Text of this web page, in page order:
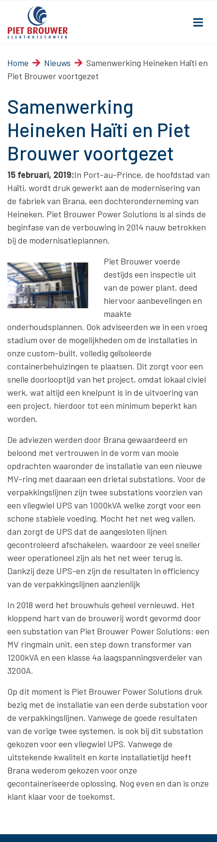
Home Nieuws
Samenwerking Heineken Haïti en
Piet Brouwer voortgezet
Samenwerking
Heineken Haïti en Piet
Brouwer voortgezet
15 februari, 2019:In Port-au-Prince, de hoofdstad van
Haïti, wordt druk gewerkt aan de modernisering van
de fabriek van Brana, een dochteronderneming van
Heineken. Piet Brouwer Power Solutions is al sinds de
beginfase van de verbouwing in 2014 nauw betrokken
bij de modernisatieplannen.
Piet Brouwer voerde
destijds een inspectie uit
van de power plant, deed
hiervoor aanbevelingen en
maakte
onderhoudsplannen. Ook adviseerden we in een vroeg
stadium over de mogelijkheden om de installaties in
onze custom-built, volledig geïsoleerde
containerbehuizingen te plaatsen. Dit zorgt voor een
snelle doorlooptijd van het project, omdat lokaal civiel
werk, wat altijd een knelpunt is in de uitvoering van
een project, hierdoor tot een minimum beperkt kan
worden.
De adviezen werden door Brana gewaardeerd en
beloond met vertrouwen in de vorm van mooie
opdrachten waaronder de installatie van een nieuwe
MV-ring met daaraan een drietal substations. Voor de
verpakkingslijnen zijn twee substations voorzien van
een vliegwiel UPS van 1000kVA welke zorgt voor een
schone stabiele voeding. Mocht het net weg vallen,
dan zorgt de UPS dat de aangesloten lijnen
gecontroleerd afschakelen, waardoor ze veel sneller
weer operationeel zijn als het net weer terug is.
Dankzij deze UPS-en zijn de resultaten in efficiency
van de verpakkingslijnen aanzienlijk
In 2018 werd het brouwhuis geheel vernieuwd. Het
kloppend hart van de brouwerij wordt gevormd door
een substation van Piet Brouwer Power Solutions: een
MV ringmain unit, een step down transformer van
1200kVA en een klasse 4a laagspanningsverdeler van
3200A.
Op dit moment is Piet Brouwer Power Solutions druk
bezig met de installatie van een derde substation voor
de verpakkingslijnen. Vanwege de goede resultaten
van de vorige twee systemen, is ook bij dit substation
gekozen voor een vliegwiel UPS. Vanwege de
uitstekende kwaliteit en korte installatietijd heeft
Brana wederom gekozen voor onze
gecontaineriseerde oplossing. Nog even en dan is onze
klant klaar voor de toekomst.